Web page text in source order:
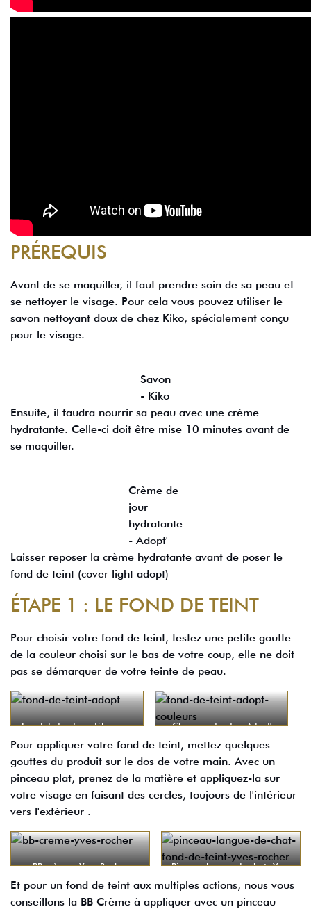
PRÉREQUIS
Avant de se maquiller, il faut prendre soin de sa peau et
se nettoyer le visage. Pour cela vous pouvez utiliser le
savon nettoyant doux de chez Kiko, spécialement conçu
pour le visage.
Savon
- Kiko
Ensuite, il faudra nourrir sa peau avec une crème
hydratante. Celle-ci doit être mise 10 minutes avant de
se maquiller.
Crème de
jour
hydratante
- Adopt'
Laisser reposer la crème hydratante avant de poser le
fond de teint (cover light adopt)
ÉTAPE 1 : LE FOND DE TEINT
Pour choisir votre fond de teint, testez une petite goutte
de la couleur choisi sur le bas de votre coup, elle ne doit
pas se démarquer de votre teinte de peau.
Fond de teint modèle ivoire
rosé- Adopt'
Choisir sa teinte - Adopt'
Pour appliquer votre fond de teint, mettez quelques
gouttes du produit sur le dos de votre main. Avec un
pinceau plat, prenez de la matière et appliquez-la sur
votre visage en faisant des cercles, toujours de l'intérieur
vers l'extérieur .
BB crème - Yves Rocher
Pinceau langue de chat- Yves
Rocher
Et pour un fond de teint aux multiples actions, nous vous
conseillons la BB Crème à appliquer avec un pinceau